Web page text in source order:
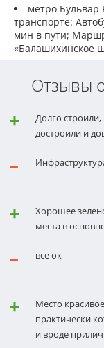
метро Бульвар
транспорте:
мин в пути;
«Балашихинское
Отзывы
Долго строили,
достроили и
Хорошее
места в
все ок
Место
практически
и вроде